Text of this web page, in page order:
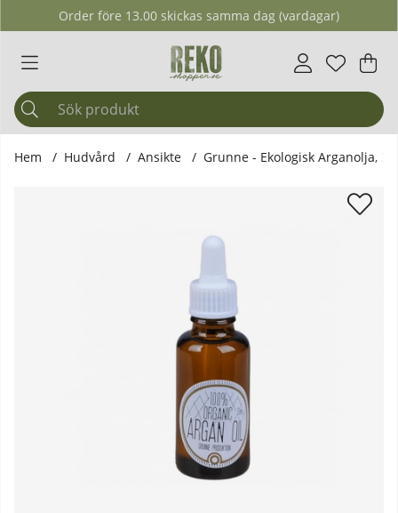
Order före 13.00 skickas samma dag (vardagar)
Antal i
. .
Hem Hudvård Ansikte Grunne - Ekologisk Arganolja,